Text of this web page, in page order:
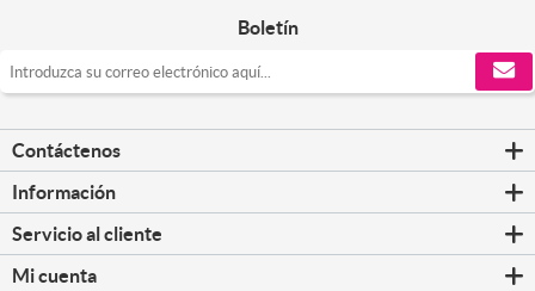
Boletín
Contáctenos
Información
Servicio al cliente
Mi cuenta